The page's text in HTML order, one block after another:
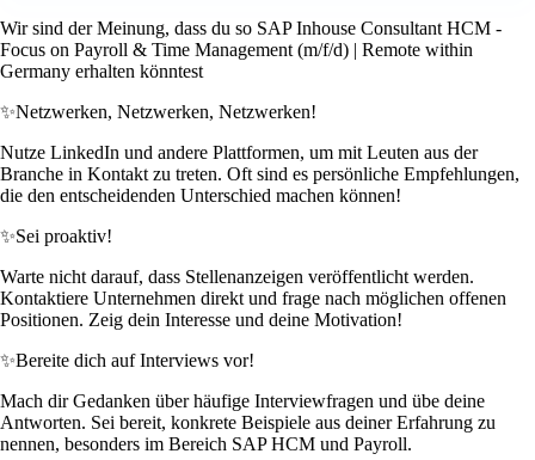
Wir sind der Meinung, dass du so SAP Inhouse Consultant HCM -
Focus on Payroll & Time Management (m/f/d) | Remote within
Germany erhalten könntest
✨Netzwerken, Netzwerken, Netzwerken!
Nutze LinkedIn und andere Plattformen, um mit Leuten aus der
Branche in Kontakt zu treten. Oft sind es persönliche Empfehlungen,
die den entscheidenden Unterschied machen können!
✨Sei proaktiv!
Warte nicht darauf, dass Stellenanzeigen veröffentlicht werden.
Kontaktiere Unternehmen direkt und frage nach möglichen offenen
Positionen. Zeig dein Interesse und deine Motivation!
✨Bereite dich auf Interviews vor!
Mach dir Gedanken über häufige Interviewfragen und übe deine
Antworten. Sei bereit, konkrete Beispiele aus deiner Erfahrung zu
nennen, besonders im Bereich SAP HCM und Payroll.